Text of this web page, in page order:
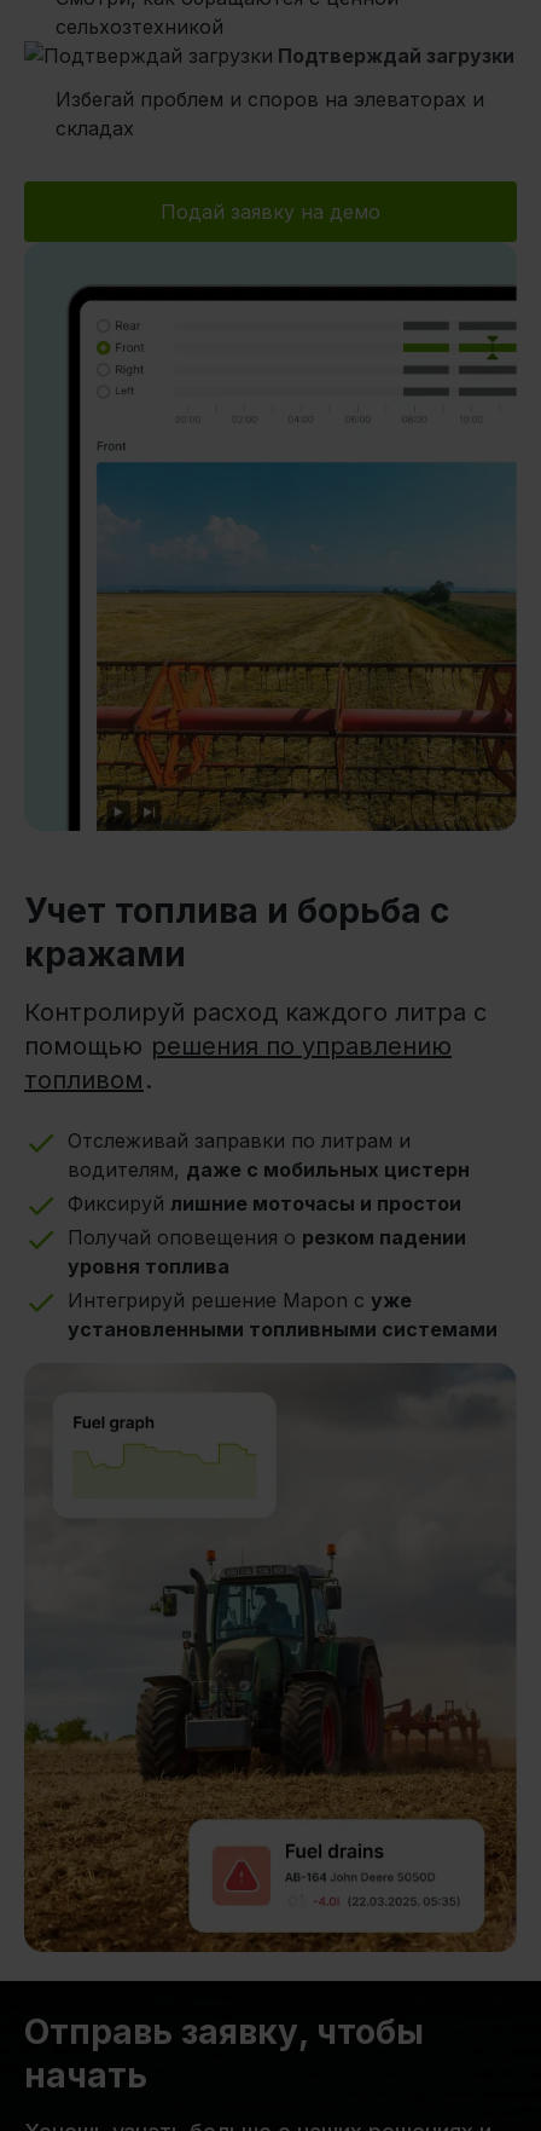
сельхозтехникой
Подтверждай загрузки
Избегай проблем и споров на элеваторах и
складах
Подай заявку на демо
Учет топлива и борьба с
кражами
Контролируй расход каждого литра с
помощью решения по управлению
топливом .
Отслеживай заправки по литрам и
водителям, даже с мобильных цистерн
Фиксируй лишние моточасы и простои
Получай оповещения о резком падении
уровня топлива
Интегрируй решение Mapon с уже
установленными топливными системами
Отправь заявку, чтобы
начать